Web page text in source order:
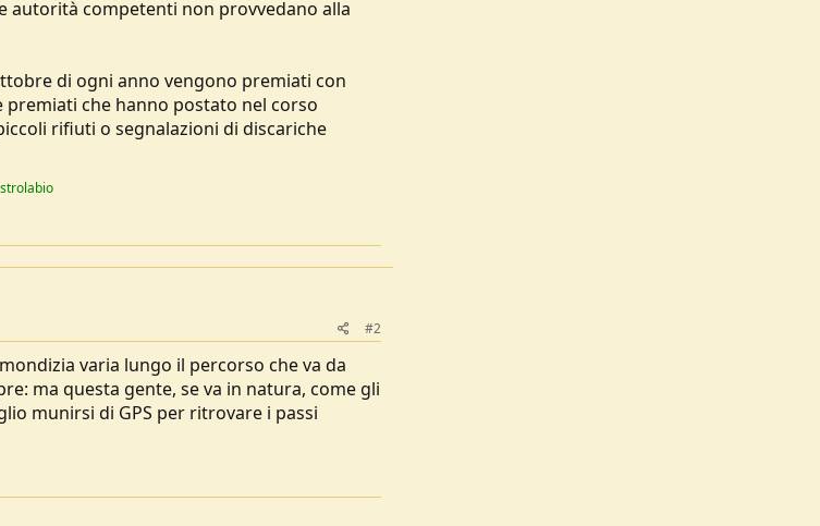
autorità competenti non provvedano alla
di ogni anno vengono premiati con
che hanno postato nel corso
rifiuti o segnalazioni di discariche
#2
varia lungo il percorso che va da
ma questa gente, se va in natura, come gli
munirsi di GPS per ritrovare i passi